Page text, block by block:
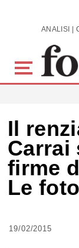
Skip to main
Il
Carrai
firme
Le
19/02/2015